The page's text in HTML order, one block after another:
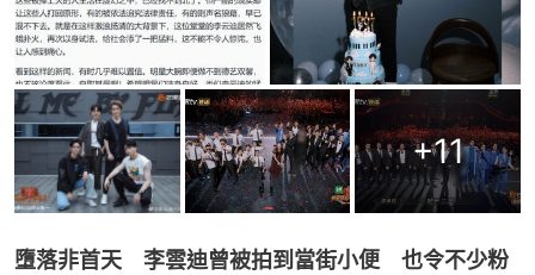
+11
墮落非首天　李雲迪曾被拍到當街小便　也令不少粉